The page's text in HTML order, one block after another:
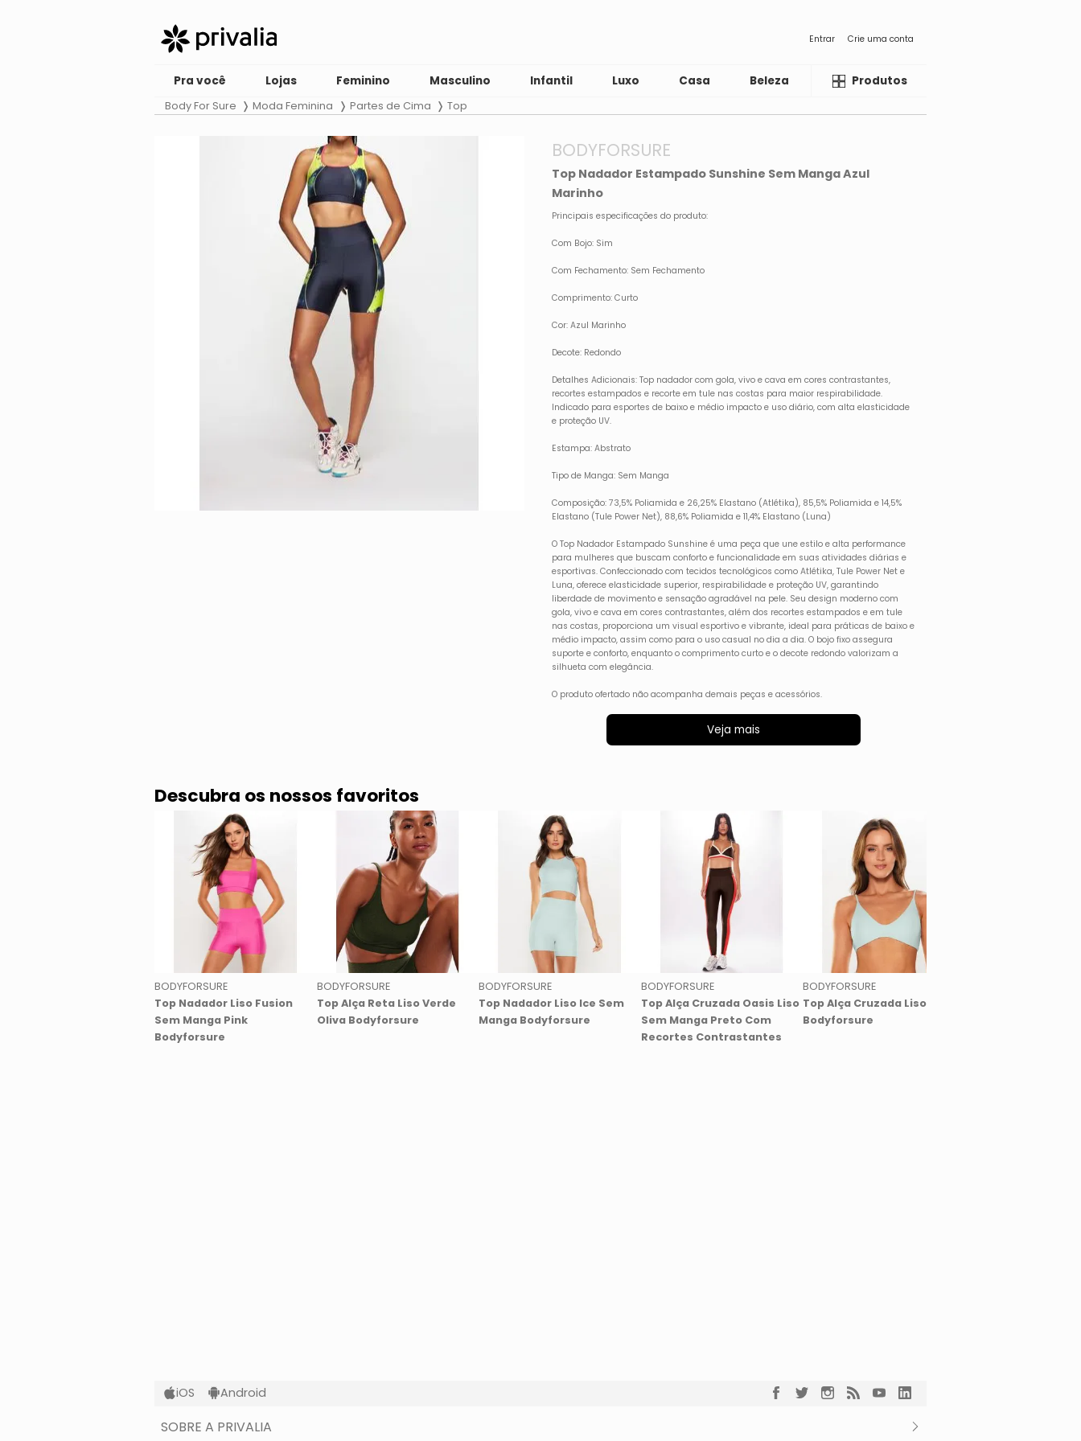
Entrar Crie uma conta
Pra você Lojas Feminino Masculino Infantil Luxo Casa Beleza LiquidaProdutos
Body For Sure Moda Feminina Partes de Cima Top
BODYFORSURE
Top Nadador Estampado Sunshine Sem Manga Azul
Marinho
Principais especificações do produto:
Com Bojo: Sim
Com Fechamento: Sem Fechamento
Comprimento: Curto
Cor: Azul Marinho
Decote: Redondo
Detalhes Adicionais: Top nadador com gola, vivo e cava em cores contrastantes,
recortes estampados e recorte em tule nas costas para maior respirabilidade.
Indicado para esportes de baixo e médio impacto e uso diário, com alta elasticidade
e proteção UV.
Estampa: Abstrato
Tipo de Manga: Sem Manga
Composição: 73,5% Poliamida e 26,25% Elastano (Atlétika), 85,5% Poliamida e 14,5%
Elastano (Tule Power Net), 88,6% Poliamida e 11,4% Elastano (Luna)
O Top Nadador Estampado Sunshine é uma peça que une estilo e alta performance
para mulheres que buscam conforto e funcionalidade em suas atividades diárias e
esportivas. Confeccionado com tecidos tecnológicos como Atlétika, Tule Power Net e
Luna, oferece elasticidade superior, respirabilidade e proteção UV, garantindo
liberdade de movimento e sensação agradável na pele. Seu design moderno com
gola, vivo e cava em cores contrastantes, além dos recortes estampados e em tule
nas costas, proporciona um visual esportivo e vibrante, ideal para práticas de baixo e
médio impacto, assim como para o uso casual no dia a dia. O bojo fixo assegura
suporte e conforto, enquanto o comprimento curto e o decote redondo valorizam a
silhueta com elegância.
O produto ofertado não acompanha demais peças e acessórios.
Veja mais
Descubra os nossos favoritos
BODYFORSURE
Top Nadador Liso Fusion
Sem Manga Pink
Bodyforsure
BODYFORSURE
Top Alça Reta Liso Verde
Oliva Bodyforsure
BODYFORSURE
Top Nadador Liso Ice Sem
Manga Bodyforsure
BODYFORSURE
Top Alça Cruzada Oasis Liso
Sem Manga Preto Com
Recortes Contrastantes
BODYFORSURE
Top Alça Cruzada Liso Ice
Bodyforsure
iOS Android
SOBRE A PRIVALIA